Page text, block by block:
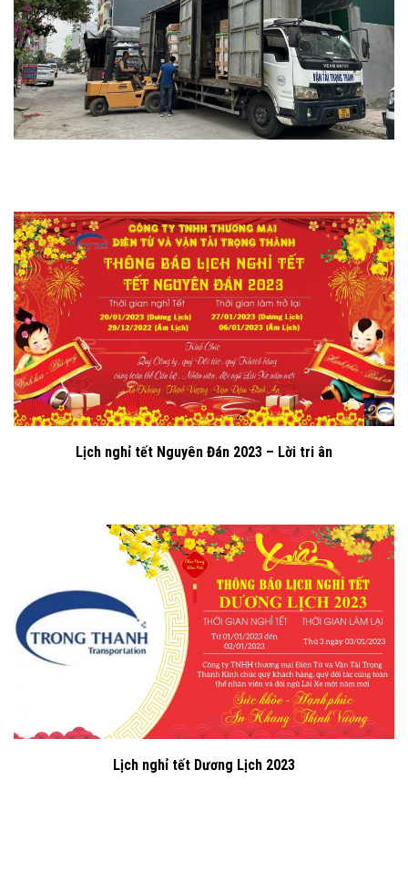
Lịch nghỉ tết Nguyên Đán 2023 – Lời tri ân
Lịch nghỉ tết Dương Lịch 2023